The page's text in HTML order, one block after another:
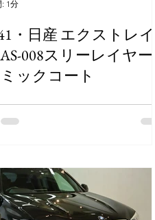
・日産 エクストレイ
008スリーレイヤー
ックコート
1分